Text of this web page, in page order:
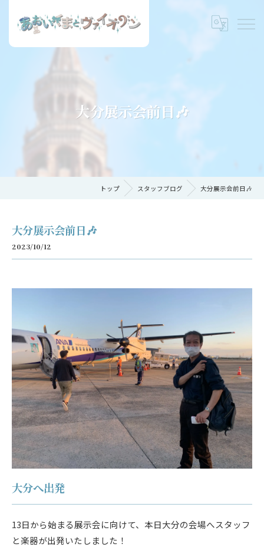
大分展示会前日🎶
トップ スタッフブログ 大分展示会前日🎶
大分展示会前日🎶
2023/10/12
大分へ出発
13日から始まる展示会に向けて、本日大分の会場へスタッフ
と楽器が出発いたしました！